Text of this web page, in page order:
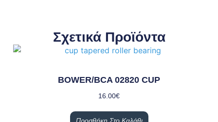
Σχετικά Προϊόντα
BOWER/BCA 02820 CUP
16.00€
Προσθήκη Στο Καλάθι